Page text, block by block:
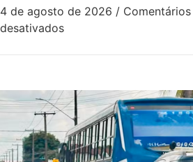
4 de agosto de 2026 / Comentários
desativados